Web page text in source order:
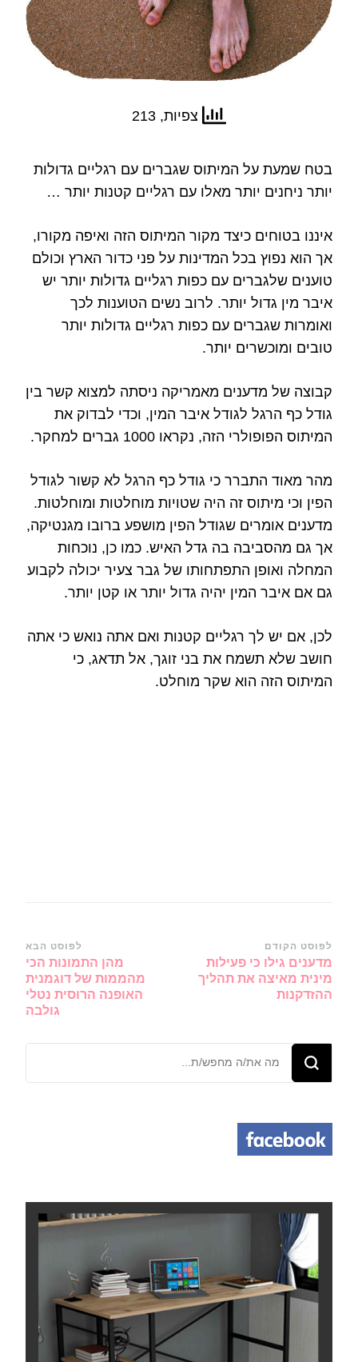
צפיות, 213
בטח שמעת על המיתוס שגברים עם רגליים גדולות
יותר ניחנים יותר מאלו עם רגליים קטנות יותר …
איננו בטוחים כיצד מקור המיתוס הזה ואיפה מקורו,
אך הוא נפוץ בכל המדינות על פני כדור הארץ וכולם
טוענים שלגברים עם כפות רגליים גדולות יותר יש
איבר מין גדול יותר. לרוב נשים הטוענות לכך
ואומרות שגברים עם כפות רגליים גדולות יותר
טובים ומוכשרים יותר.
קבוצה של מדענים מאמריקה ניסתה למצוא קשר בין
גודל כף הרגל לגודל איבר המין, וכדי לבדוק את
המיתוס הפופולרי הזה, נקראו 1000 גברים למחקר.
מהר מאוד התברר כי גודל כף הרגל לא קשור לגודל
הפין וכי מיתוס זה היה שטויות מוחלטות ומוחלטות.
מדענים אומרים שגודל הפין מושפע ברובו מגנטיקה,
אך גם מהסביבה בה גדל האיש. כמו כן, נוכחות
המחלה ואופן התפתחותו של גבר צעיר יכולה לקבוע
גם אם איבר המין יהיה גדול יותר או קטן יותר.
לכן, אם יש לך רגליים קטנות ואם אתה נואש כי אתה
חושב שלא תשמח את בני זוגך, אל תדאג, כי
המיתוס הזה הוא שקר מוחלט.
ניווט
ברשומות
לפוסט הקודם
מדענים גילו כי פעילות
מינית מאיצה את תהליך
ההזדקנות
לפוסט הבא
מהן התמונות הכי
מהממות של דוגמנית
האופנה הרוסית נטלי
גולבה
מחפש/ת
משהו?